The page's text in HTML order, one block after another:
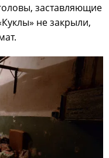
заставляющие
не закрыли,